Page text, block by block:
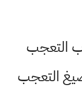
التعجب
التعجب